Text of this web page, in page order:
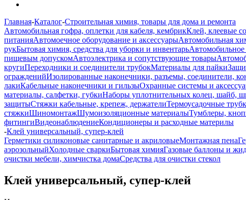
Главная-Каталог-Строительная химия, товары для дома и ремонта
Автомобильная гофра, оплетки для кабеля, кембрикКлей, клеевые
питанияАвтомоечное оборудование и аксессуарыАвтомобильная
рукБытовая химия, средства для уборки и инвентарь
пищевым допускомАвтоэлектрика и сопутствующие товары
кругиПереходники и соединители трубокМатериалы для пайки
огражденийИзолированные наконечники, разъемы, соединители,
лакиКабельные наконечники и гильзыОхранные системы и
материалы, салфетки, губкиНаборы уплотнительных колец, шайб,
защитыСтяжки кабельные, крепеж, держателиТермоусадочные
стяжкиШиномонтажШумоизоляционные материалыТумблеры,
фитингиВидеонаблюдениеКондиционеры и расходные материлы
-Клей универсальный, супер-клей
Герметики силиконовые санитарные и акриловыеМонтажная пена
аэрозольныйХолодные сваркиБытовая химияГазовые баллоны и
очистки мебели, химчистка домаСредства для очистки стекол
Клей универсальный, супер-клей